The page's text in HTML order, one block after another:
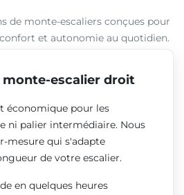
de monte-escaliers conçues pour
et autonomie au quotidien.
escalier droit
économique pour les
ni palier intermédiaire. Nous
mesure qui s'adapte
de votre escalier.
en quelques heures